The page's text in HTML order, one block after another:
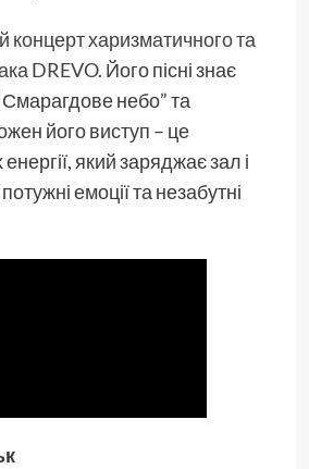
концерт харизматичного та
DREVO. Його пісні знає
небо” та
його виступ – це
який заряджає зал і
емоції та незабутні